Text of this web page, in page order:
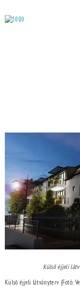
Külső éjjeli
Külső éjjeli látványterv (Fotó: